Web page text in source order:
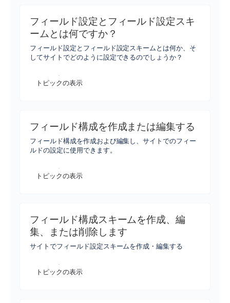
フィールド設定とフィールド設定スキ
ームとは何ですか？
フィールド設定とフィールド設定スキームとは何か、そ
してサイトでどのように設定できるのでしょうか？
トピックの表示
フィールド構成を作成または編集する
フィールド構成を作成および編集し、サイトでのフィー
ルドの設定に使用できます。
トピックの表示
フィールド構成スキームを作成、編
集、または削除します
サイトでフィールド設定スキームを作成・編集する
トピックの表示